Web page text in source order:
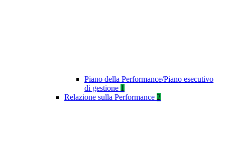
Piano della Performance/Piano esecutivo
di gestione 1
Relazione sulla Performance 2